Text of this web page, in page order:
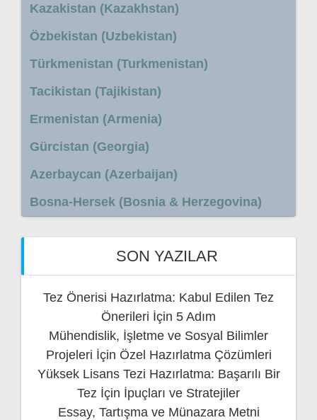
Kazakistan (Kazakhstan)
Özbekistan (Uzbekistan)
Türkmenistan (Turkmenistan)
Tacikistan (Tajikistan)
Ermenistan (Armenia)
Gürcistan (Georgia)
Azerbaycan (Azerbaijan)
Bosna-Hersek (Bosnia & Herzegovina)
SON YAZILAR
Tez Önerisi Hazırlatma: Kabul Edilen Tez
Önerileri İçin 5 Adım
Mühendislik, İşletme ve Sosyal Bilimler
Projeleri İçin Özel Hazırlatma Çözümleri
Yüksek Lisans Tezi Hazırlatma: Başarılı Bir
Tez İçin İpuçları ve Stratejiler
Essay, Tartışma ve Münazara Metni